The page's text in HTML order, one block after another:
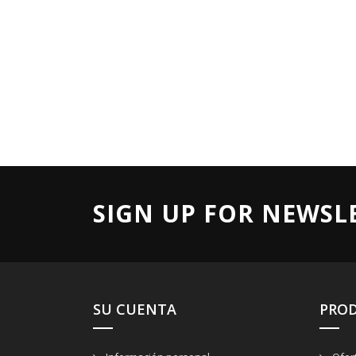
SIGN UP FOR
SU CUENTA